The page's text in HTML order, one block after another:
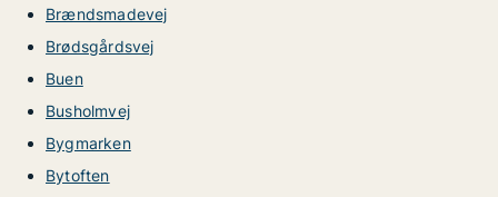
Brændsmadevej
Brødsgårdsvej
Buen
Busholmvej
Bygmarken
Bytoften